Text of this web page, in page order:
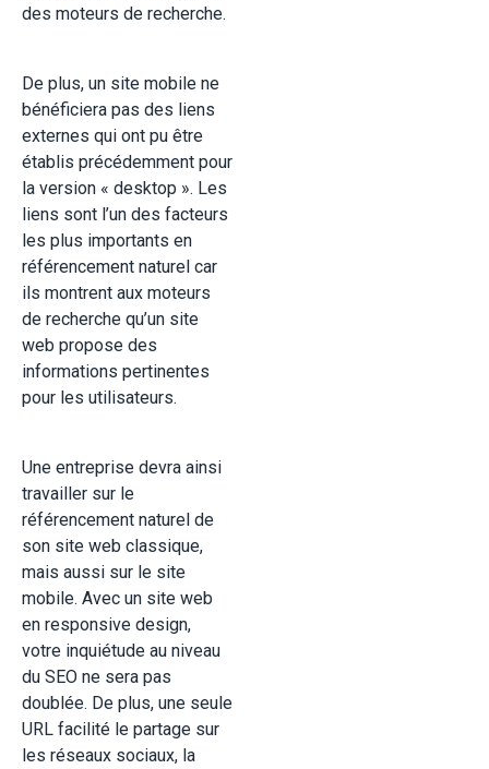
des moteurs de recherche.
De plus, un site mobile ne
bénéficiera pas des liens
externes qui ont pu être
établis précédemment pour
la version « desktop ». Les
liens sont l’un des facteurs
les plus importants en
référencement naturel car
ils montrent aux moteurs
de recherche qu’un site
web propose des
informations pertinentes
pour les utilisateurs.
Une entreprise devra ainsi
travailler sur le
référencement naturel de
son site web classique,
mais aussi sur le site
mobile. Avec un site web
en responsive design,
votre inquiétude au niveau
du SEO ne sera pas
doublée. De plus, une seule
URL facilité le partage sur
les réseaux sociaux, la